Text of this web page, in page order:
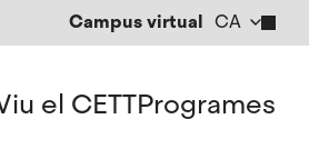
Campus virtual CA
EN
el CETTProgrames